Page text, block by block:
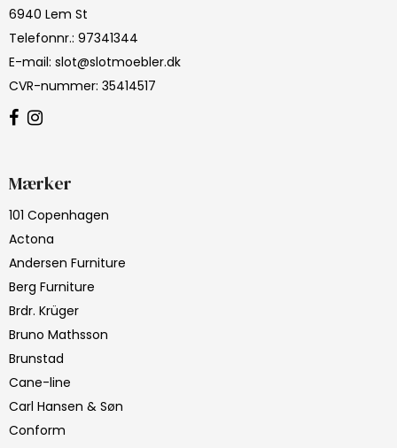
6940 Lem St
Telefonnr.: 97341344
E-mail: slot@slotmoebler.dk
CVR-nummer: 35414517
Mærker
101 Copenhagen
Actona
Andersen Furniture
Berg Furniture
Brdr. Krüger
Bruno Mathsson
Brunstad
Cane-line
Carl Hansen & Søn
Conform